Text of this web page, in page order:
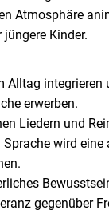
Atmosphäre
Kinder.
Alltag
erwerben.
Liedern und
Sprache wird
gegenüber